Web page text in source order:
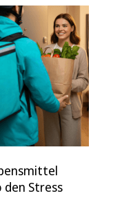
den Stress